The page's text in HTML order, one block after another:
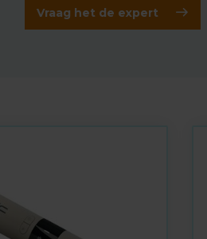
Vraag het de expert